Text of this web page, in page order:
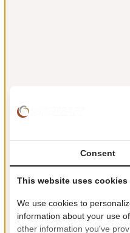
Consent
This website uses cookies
We use cookies to
information about your use
other information you've